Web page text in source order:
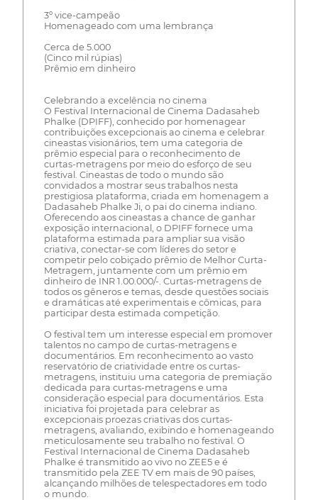
3º vice-campeão
Homenageado com uma lembrança
Cerca de 5.000
(Cinco mil rúpias)
Prêmio em dinheiro
Celebrando a excelência no cinema
O Festival Internacional de Cinema Dadasaheb
Phalke (DPIFF), conhecido por homenagear
contribuições excepcionais ao cinema e celebrar
cineastas visionários, tem uma categoria de
prêmio especial para o reconhecimento de
curtas-metragens por meio do esforço de seu
festival. Cineastas de todo o mundo são
convidados a mostrar seus trabalhos nesta
prestigiosa plataforma, criada em homenagem a
Dadasaheb Phalke Ji, o pai do cinema indiano.
Oferecendo aos cineastas a chance de ganhar
exposição internacional, o DPIFF fornece uma
plataforma estimada para ampliar sua visão
criativa, conectar-se com líderes do setor e
competir pelo cobiçado prêmio de Melhor Curta-
Metragem, juntamente com um prêmio em
dinheiro de INR 1.00.000/-. Curtas-metragens de
todos os gêneros e temas, desde questões sociais
e dramáticas até experimentais e cômicas, para
participar desta estimada competição.
O festival tem um interesse especial em promover
talentos no campo de curtas-metragens e
documentários. Em reconhecimento ao vasto
reservatório de criatividade entre os curtas-
metragens, instituiu uma categoria de premiação
dedicada para curtas-metragens e uma
consideração especial para documentários. Esta
iniciativa foi projetada para celebrar as
excepcionais proezas criativas dos curtas-
metragens, avaliando, exibindo e homenageando
meticulosamente seu trabalho no festival. O
Festival Internacional de Cinema Dadasaheb
Phalke é transmitido ao vivo no ZEE5 e é
transmitido pela ZEE TV em mais de 90 países,
alcançando milhões de telespectadores em todo
o mundo.